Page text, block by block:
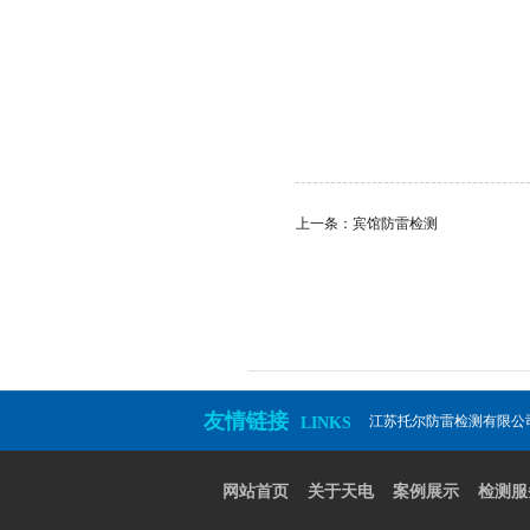
上一条：宾馆防雷检测
友情链接 LINKS 江苏托尔防雷检测有限公
网站首页 关于天电 案例展示 检测服